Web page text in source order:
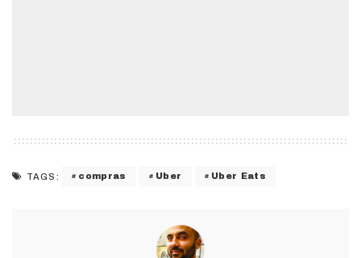
TAGS: compras Uber Uber Eats